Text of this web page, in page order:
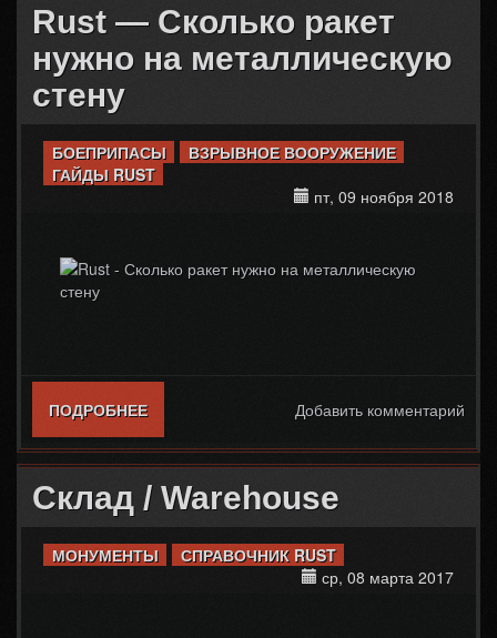
Rust — Сколько ракет
нужно на металлическую
стену
БОЕПРИПАСЫ
ВЗРЫВНОЕ ВООРУЖЕНИЕ
ГАЙДЫ RUST
пт, 09 ноября 2018
ПОДРОБНЕЕО RUST — СКОЛЬКО РАКЕТ НУЖНО НА
МЕТАЛЛИЧЕСКУЮ СТЕНУ
Добавить комментарий
Склад / Warehouse
МОНУМЕНТЫ
СПРАВОЧНИК RUST
ср, 08 марта 2017